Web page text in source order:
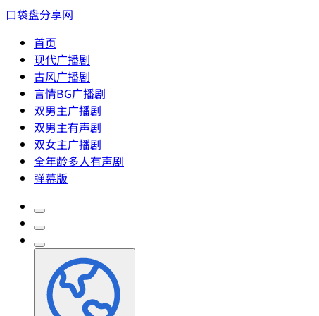
口袋盘分享网
首页
现代广播剧
古风广播剧
言情BG广播剧
双男主广播剧
双男主有声剧
双女主广播剧
全年龄多人有声剧
弹幕版